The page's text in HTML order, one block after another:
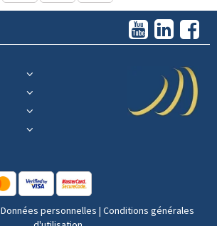
Données personnelles | Conditions générales